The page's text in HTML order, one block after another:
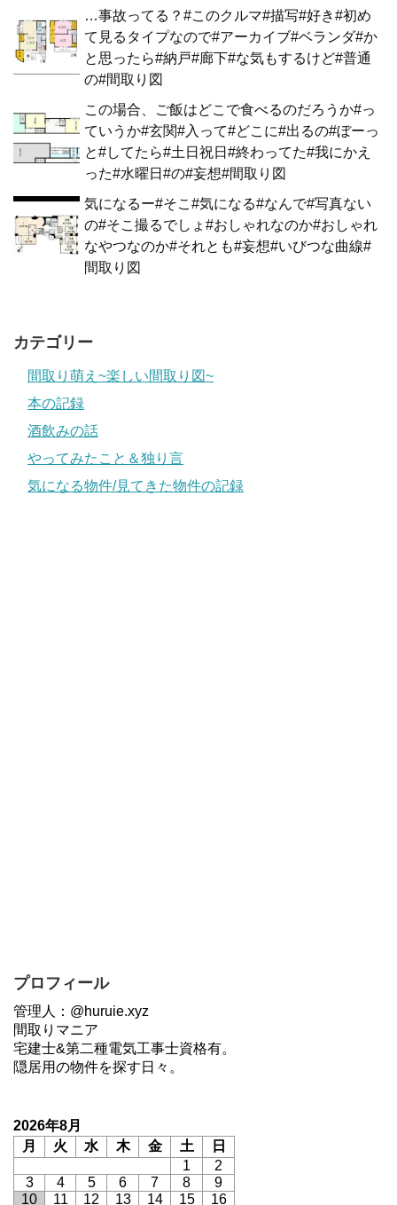
…事故ってる？#このクルマ#描写#好き#初め
て見るタイプなので#アーカイブ#ベランダ#か
と思ったら#納戸#廊下#な気もするけど#普通
の#間取り図
この場合、ご飯はどこで食べるのだろうか#っ
ていうか#玄関#入って#どこに#出るの#ぼーっ
と#してたら#土日祝日#終わってた#我にかえ
った#水曜日#の#妄想#間取り図
気になるー#そこ#気になる#なんで#写真ない
の#そこ撮るでしょ#おしゃれなのか#おしゃれ
なやつなのか#それとも#妄想#いびつな曲線#
間取り図
カテゴリー
間取り萌え~楽しい間取り図~
本の記録
酒飲みの話
やってみたこと＆独り言
気になる物件/見てきた物件の記録
プロフィール
管理人：@huruie.xyz
間取りマニア
宅建士&第二種電気工事士資格有。
隠居用の物件を探す日々。
2026年8月
月
火 水 木 金 土
日
1
2
3
4 5 6 7 8
9
10
11 12 13 14 15 16